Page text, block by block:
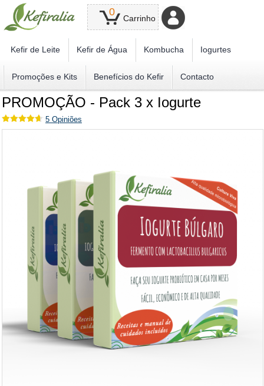
0
Carrinho
Kefir de Leite Kefir de Água Kombucha Iogurtes
Promoções e Kits Benefícios do Kefir Contacto
PROMOÇÃO - Pack 3 x Iogurte
5 Opiniões